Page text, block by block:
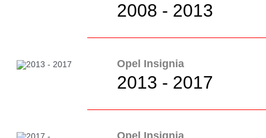
2008 - 2013
Opel Insignia
2013 - 2017